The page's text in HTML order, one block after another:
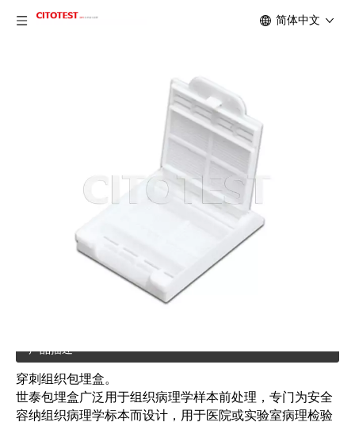
简体中文
EM 115活检处理/包埋盒
· 穿刺组织包埋盒，用于微小病理组织前处理
· 盒内有一个隔间，确保充分的液体交换
· POM材质，100%耐化学腐蚀
· 带有1280个0.26mm ×0.26mm方形孔和超过40个大的条形孔，
有效促进液体交换和排出
· 两侧有大书写面，前端为45°书写面，适用于绝大多数包埋盒打号
· 胶带装和筒装，可以为使用者提供最大的便利
产品描述
穿刺组织包埋盒。
世泰包埋盒广泛用于组织病理学样本前处理，专门为安全
容纳组织病理学标本而设计 ，用于医院或实验室病理检验